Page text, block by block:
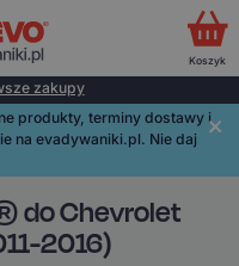
zakupy
produkty, terminy dostawy i
na evadywaniki.pl. Nie daj
do Chevrolet
2016)
Koszyk